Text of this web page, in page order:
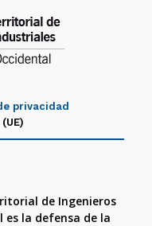
privacidad
de Ingenieros
es la defensa de la